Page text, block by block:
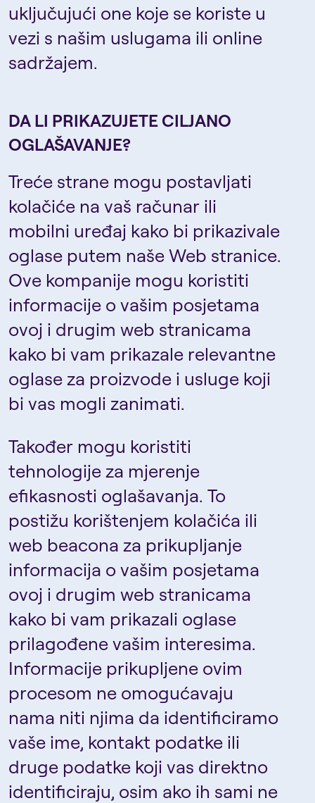
uključujući one koje se koriste u
vezi s našim uslugama ili online
sadržajem.
DA LI PRIKAZUJETE CILJANO
OGLAŠAVANJE?
Treće strane mogu postavljati
kolačiće na vaš računar ili
mobilni uređaj kako bi prikazivale
oglase putem naše Web stranice.
Ove kompanije mogu koristiti
informacije o vašim posjetama
ovoj i drugim web stranicama
kako bi vam prikazale relevantne
oglase za proizvode i usluge koji
bi vas mogli zanimati.
Također mogu koristiti
tehnologije za mjerenje
efikasnosti oglašavanja. To
postižu korištenjem kolačića ili
web beacona za prikupljanje
informacija o vašim posjetama
ovoj i drugim web stranicama
kako bi vam prikazali oglase
prilagođene vašim interesima.
Informacije prikupljene ovim
procesom ne omogućavaju
nama niti njima da identificiramo
vaše ime, kontakt podatke ili
druge podatke koji vas direktno
identificiraju, osim ako ih sami ne